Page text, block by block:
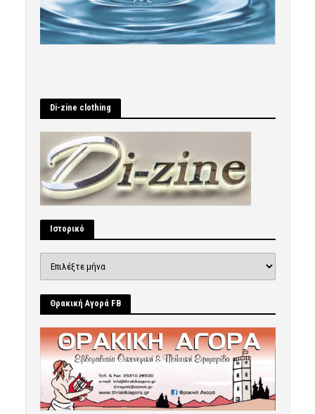
Di-zine clothing
Ιστορικό
Θρακική Αγορά FB